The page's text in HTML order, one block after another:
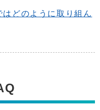
どのように取り組ん